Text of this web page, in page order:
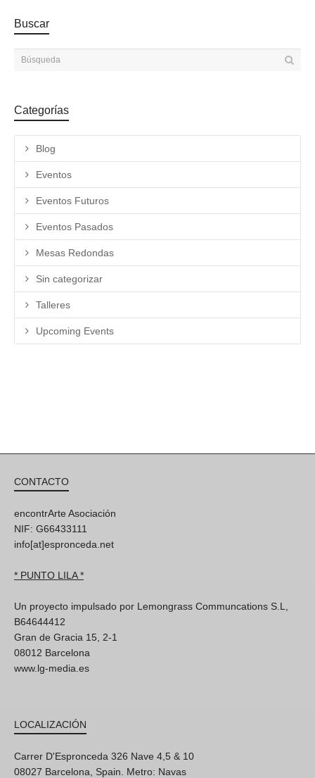
Buscar
Categorías
Blog
Eventos
Eventos Futuros
Eventos Pasados
Mesas Redondas
Sin categorizar
Talleres
Upcoming Events
CONTACTO
encontrArte Asociación
NIF: G66433111
info[at]espronceda.net
* PUNTO LILA *
Un proyecto impulsado por Lemongrass Communcations S.L,
B64644412
Gran de Gracia 15, 2-1
08012 Barcelona
www.lg-media.es
LOCALIZACIÓN
Carrer D'Espronceda 326 Nave 4,5 & 10
08027 Barcelona, Spain. Metro: Navas